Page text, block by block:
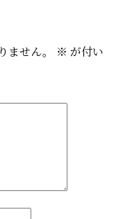
せん。 ※ が付い